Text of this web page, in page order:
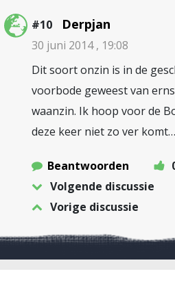
#10 Derpjan
30 juni 2014 , 19:08
Dit soort onzin is in de
voorbode geweest van
waanzin. Ik hoop voor de
deze keer niet zo ver komt…
Beantwoorden
Volgende discussie
Vorige discussie